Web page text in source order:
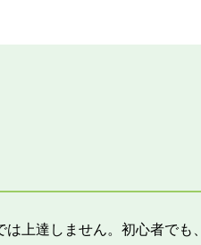
上達しません。初心者でも、